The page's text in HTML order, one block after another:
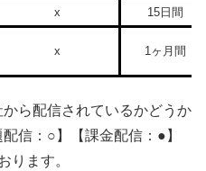
x 15日間
x 1ヶ月間
から配信されているかどうか
信：○】【課金配信：●】
ります。